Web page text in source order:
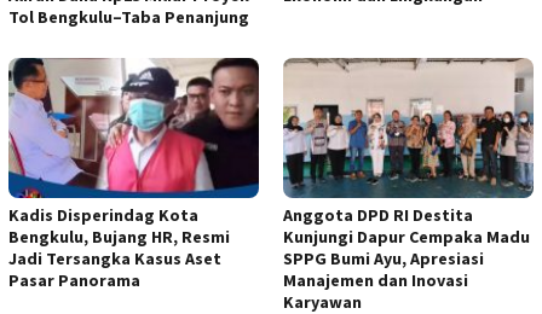
Tol Bengkulu–Taba Penanjung
Kadis Disperindag Kota
Bengkulu, Bujang HR, Resmi
Jadi Tersangka Kasus Aset
Pasar Panorama
Anggota DPD RI Destita
Kunjungi Dapur Cempaka Madu
SPPG Bumi Ayu, Apresiasi
Manajemen dan Inovasi
Karyawan